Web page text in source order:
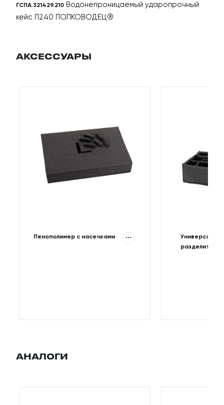
Производство
ГСПА.321429.210 Водонепроницаемый ударопрочный
кейс П240 ПОЛКОВОДЕЦ®
АКСЕССУАРЫ
Пенополимер с насечками ...
разделитель
АНАЛОГИ